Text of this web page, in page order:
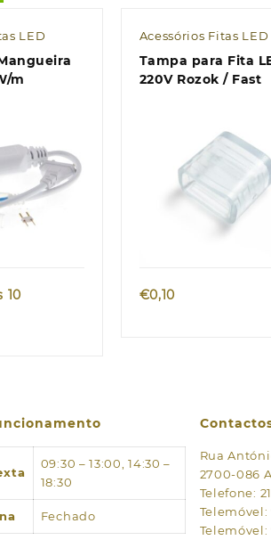
LED
m
view
10
Acessórios Fitas LED
Tampa para Fita
220V Rozok / Fast
Quick view
€0,10
09:30 – 13:00, 14:30 –
18:30
Fechado
Rua
2700-086
Telefone:
Telemóvel:
Telemóvel: